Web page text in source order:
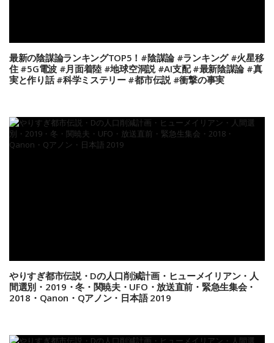
最新の陰謀論ランキングTOP5！#陰謀論 #ランキング #火星移
住 #5G電波 #月面着陸 #地球空洞説 #AI支配 #最新陰謀論 #真
実と作り話 #科学ミステリー #都市伝説 #衝撃の事実
やりすぎ都市伝説・Dの人口削減計画・ヒューメイリアン・人
間選別・2019・冬・関暁夫・UFO・放送直前・緊急生集会・
2018・Qanon・Qアノン・日本語 2019